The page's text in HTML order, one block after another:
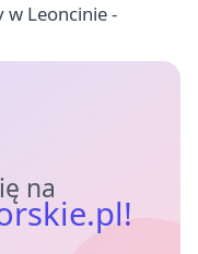
w Leoncinie -
na